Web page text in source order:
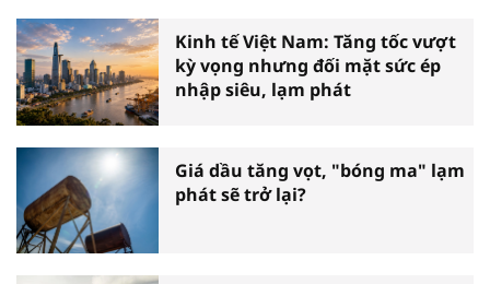
Kinh tế Việt Nam: Tăng tốc vượt
kỳ vọng nhưng đối mặt sức ép
nhập siêu, lạm phát
Giá dầu tăng vọt, "bóng ma" lạm
phát sẽ trở lại?